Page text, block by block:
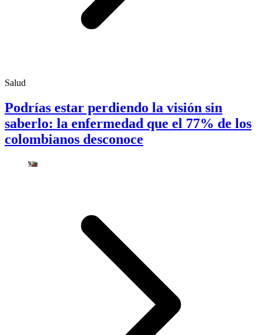
Salud
Podrías estar perdiendo la visión sin
saberlo: la enfermedad que el 77% de los
colombianos desconoce